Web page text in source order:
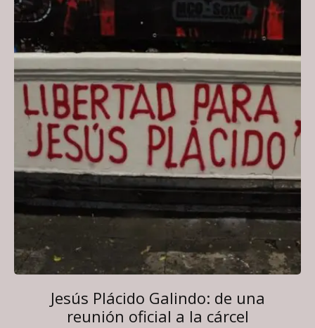
Jesús Plácido Galindo: de una
reunión oficial a la cárcel